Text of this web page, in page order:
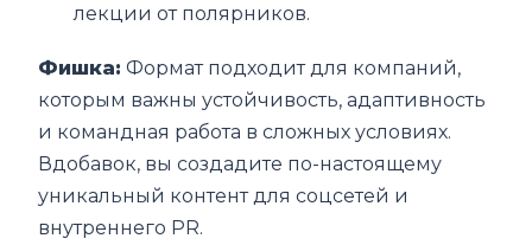
лекции от полярников.
Фишка: Формат подходит для компаний,
которым важны устойчивость, адаптивность
и командная работа в сложных условиях.
Вдобавок, вы создадите по-настоящему
уникальный контент для соцсетей и
внутреннего PR.